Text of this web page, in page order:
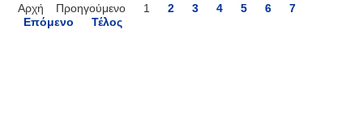
Αρχή Προηγούμενο 1 2 3 4 5 6
7
Επόμενο
Τέλος